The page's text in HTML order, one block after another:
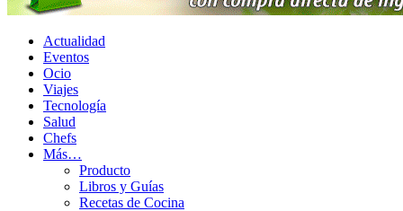
Actualidad
Eventos
Ocio
Viajes
Tecnología
Salud
Chefs
Más…
Producto
Libros y Guías
Recetas de Cocina